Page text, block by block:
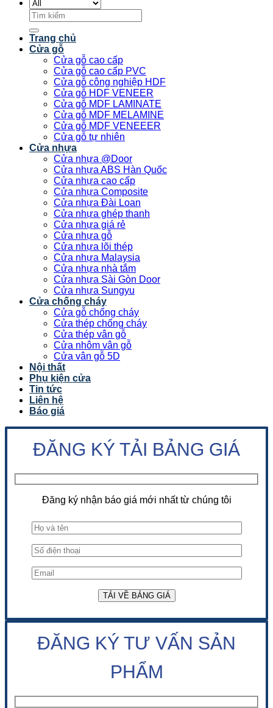
Tìm
kiếm:
Trang chủ
Cửa gỗ
Cửa gỗ cao cấp
Cửa gỗ cao cấp PVC
Cửa gỗ công nghiệp HDF
Cửa gỗ HDF VENEER
Cửa gỗ MDF LAMINATE
Cửa gỗ MDF MELAMINE
Cửa gỗ MDF VENEEER
Cửa gỗ tự nhiên
Cửa nhựa
Cửa nhựa @Door
Cửa nhựa ABS Hàn Quốc
Cửa nhựa cao cấp
Cửa nhựa Composite
Cửa nhựa Đài Loan
Cửa nhựa ghép thanh
Cửa nhựa giá rẻ
Cửa nhựa gỗ
Cửa nhựa lõi thép
Cửa nhựa Malaysia
Cửa nhựa nhà tắm
Cửa nhựa Sài Gòn Door
Cửa nhựa Sungyu
Cửa chống cháy
Cửa gỗ chống cháy
Cửa thép chống cháy
Cửa thép vân gỗ
Cửa nhôm vân gỗ
Cửa vân gỗ 5D
Nội thất
Phụ kiện cửa
Tin tức
Liên hệ
Báo giá
ĐĂNG KÝ TẢI BẢNG GIÁ
Đăng ký nhận báo giá mới nhất từ chúng tôi
ĐĂNG KÝ TƯ VẤN SẢN
PHẨM